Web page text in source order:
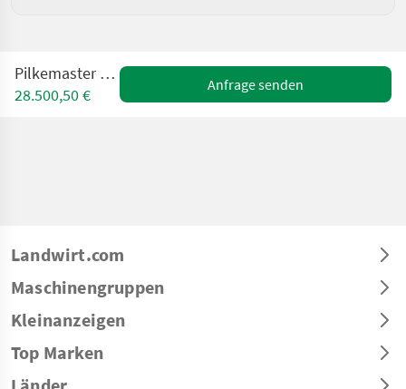
Pilkemaster EVO36HC
28.500,50 €
Anfrage senden
Landwirt.com
Maschinengruppen
Kleinanzeigen
Top Marken